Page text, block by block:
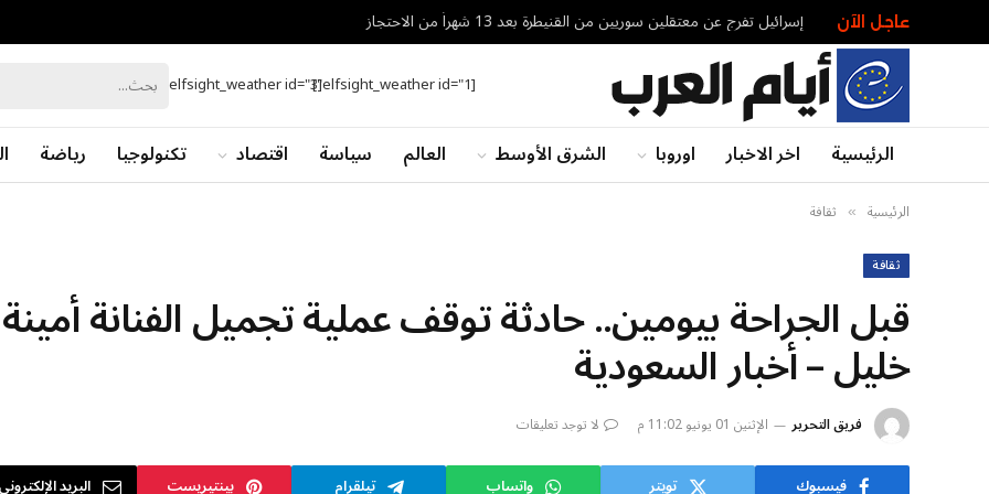
عاجل الآن إسرائيل تفرج عن معتقلين سوريين من القنيطرة بعد 13 شهراً من الاحتجاز
[elfsight_weather id="1"]
[elfsight_weather id="3"]
الرئيسية اخر الاخبار اوروبا الشرق الأوسط العالم سياسة اقتصاد تكنولوجيا رياضة
الرئيسية » ثقافة
ثقافة
قبل الجراحة بيومين.. حادثة توقف عملية تجميل الفنانة أمينة
خليل – أخبار السعودية
فريق التحرير الإثنين 01 يونيو 11:02 م لا توجد تعليقات
فيسبوك تويتر واتساب تيلقرام بينتيريست البريد